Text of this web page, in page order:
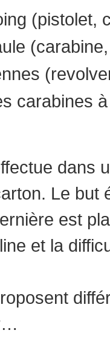
(pistolet,
carabines
dans
Le but
est
et la